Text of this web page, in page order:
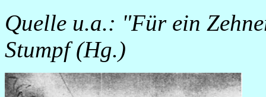
Quelle u.a.: "Für ein
Stumpf (Hg.)